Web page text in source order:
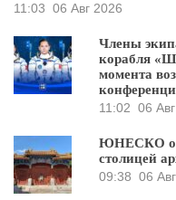
11:03 06 Авг 2026
Члены
корабля
момента
11:02 06
ЮНЕСКО
столицей
09:38 06